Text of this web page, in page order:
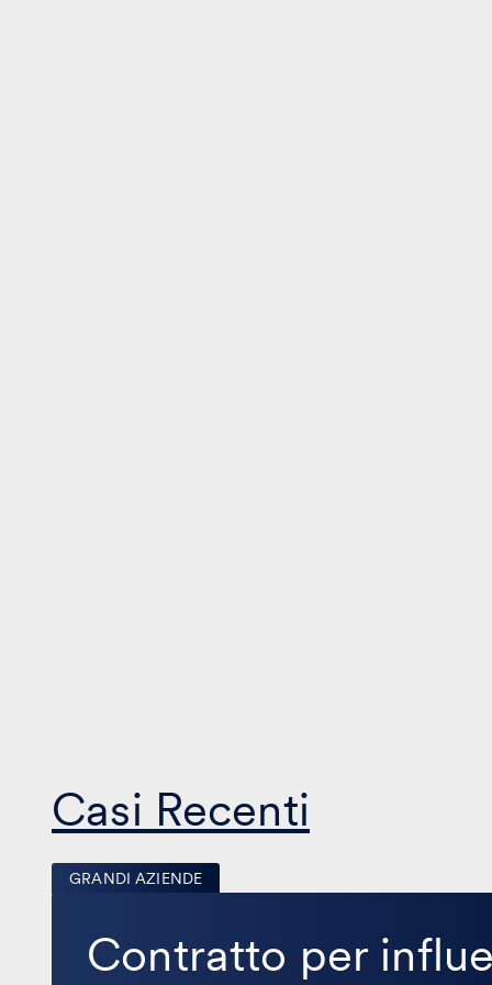
Casi Recenti
GRANDI AZIENDE
Contratto per
Contratto
influencer
marketing